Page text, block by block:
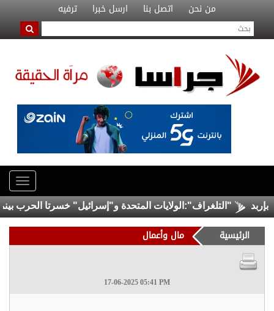
من نحن اتصل بنا ارسل خبرا ترفيه
"التلغراف":الولايات المتحدة و"إسرائيل" خسرتا الحرب بينما
الرئيسية مال وأعمال
17-06-2025 05:41 PM